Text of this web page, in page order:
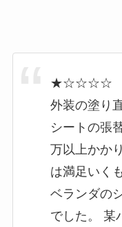
★☆☆☆☆
外装の塗り
シートの張
万以上かか
は満足いく
ベランダの
でした。 某